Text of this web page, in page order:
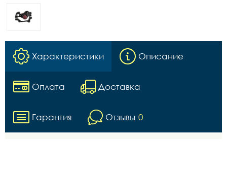
Характеристики Описание
Оплата Доставка
Гарантия Отзывы 0